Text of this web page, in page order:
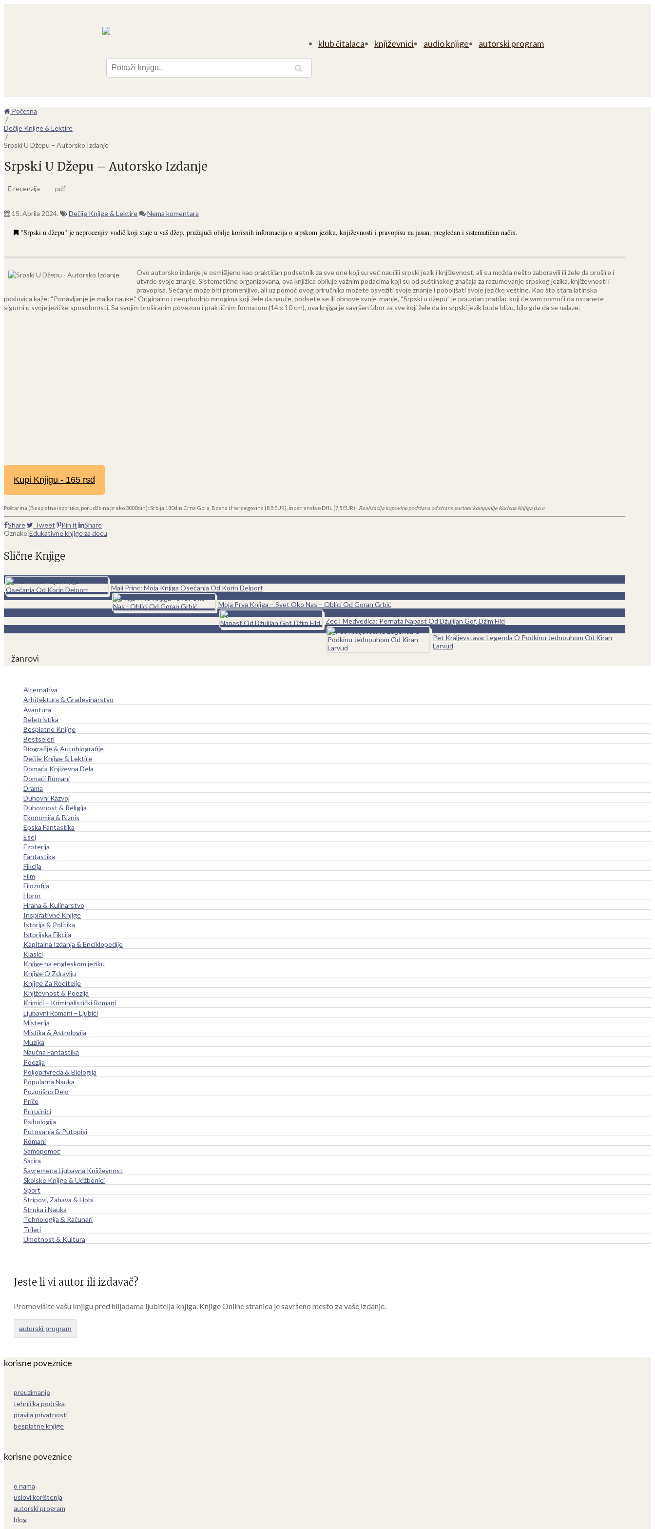
klub čitalaca književnici audio knjige autorski program
Početna
/
Dečije Knjige & Lektire
/
Srpski U Džepu – Autorsko Izdanje
Srpski U Džepu – Autorsko Izdanje
recenzija pdf
15. Aprila 2024. Dečije Knjige & Lektire Nema komentara
"Srpski u džepu" je neprocenjiv vodič koji staje u vaš džep, pružajući obilje korisnih informacija o srpskom jeziku, književnosti i pravopisu na jasan, pregledan i sistematičan način.
Ovo autorsko izdanje je osmišljeno kao praktičan podsetnik za sve one koji su već naučili srpski jezik i književnost, ali su možda nešto zaboravili ili žele da prošire i
utvrde svoje znanje. Sistematično organizovana, ova knjižica obiluje važnim podacima koji su od suštinskog značaja za razumevanje srpskog jezika, književnosti i
pravopisa. Sećanje može biti promenljivo, ali uz pomoć ovog priručnika možete osvežiti svoje znanje i poboljšati svoje jezičke veštine. Kao što stara latinska
poslovica kaže: “Ponavljanje je majka nauke.” Originalno i neophodno mnogima koji žele da nauče, podsete se ili obnove svoje znanje, “Srpski u džepu” je pouzdan pratilac koji će vam pomoći da ostanete
sigurni u svoje jezičke sposobnosti. Sa svojim broširanim povezom i praktičnim formatom (14 x 10 cm), ova knjiga je savršen izbor za sve koji žele da im srpski jezik bude blizu, bilo gde da se nalaze.
Kupi Knjigu - 165 rsd
Poštarina (Besplatna isporuka, porudžbina preko 3000din): Srbija 180din Crna Gora, Bosna i Hercegovina (8,5 EUR), inostranstvo DHL (7,5 EUR) | Realizacija kupovine podržana od strane partner kompanije Korisna Knjiga d.o.o
Share Tweet Pin it
Share
Oznake:Edukativne knjige za decu
Slične Knjige
Mali Princ: Moja Knjiga Osećanja Od Korin Delport
Moja Prva Knjiga – Svet Oko Nas – Oblici Od Goran Grbić
Zec I Medvedica: Pernata Napast Od Džulijan Gof, Džim Fild
Pet Kraljevstava: Legenda O Podkinu Jednouhom Od Kiran
Larvud
žanrovi
Alternativa
Arhitektura & Građevinarstvo
Avantura
Beletristika
Besplatne Knjige
Bestseleri
Biografije & Autobiografije
Dečije Knjige & Lektire
Domaća Književna Dela
Domaći Romani
Drama
Duhovni Razvoj
Duhovnost & Religija
Ekonomija & Biznis
Epska Fantastika
Esej
Ezoterija
Fantastika
Fikcija
Film
Filozofija
Horor
Hrana & Kulinarstvo
Inspirativne Knjige
Istorija & Politika
Istorijska Fikcija
Kapitalna Izdanja & Enciklopedije
Klasici
Knjige na engleskom jeziku
Knjige O Zdravlju
Knjige Za Roditelje
Književnost & Poezija
Krimići – Kriminalistički Romani
Ljubavni Romani – Ljubići
Misterija
Mistika & Astrologija
Muzika
Naučna Fantastika
Poezija
Poljoprivreda & Biologija
Popularna Nauka
Pozorišno Delo
Priče
Priručnici
Psihologija
Putovanja & Putopisi
Romani
Samopomoć
Satira
Savremena Ljubavna Književnost
Školske Knjige & Udžbenici
Sport
Stripovi, Zabava & Hobi
Struka i Nauka
Tehnologija & Računari
Trileri
Umetnost & Kultura
Jeste li vi autor ili izdavač?
Promovišite vašu knjigu pred hiljadama ljubitelja knjiga. Knjige Online stranica je savršeno mesto za vaše izdanje.
autorski program
korisne poveznice
preuzimanje
tehnička podrška
pravila privatnosti
besplatne knjige
korisne poveznice
o nama
uslovi korištenja
autorski program
blog